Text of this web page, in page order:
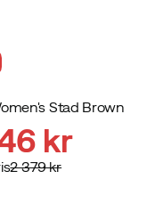
Stad Brown
kr
2 379 kr